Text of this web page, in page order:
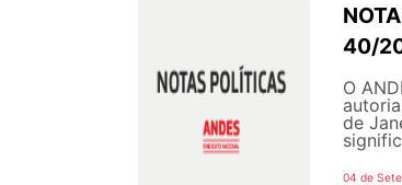
40/
O
de
04 de